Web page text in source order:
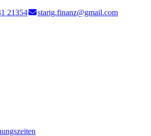
21354
starig.finanz@gmail.com